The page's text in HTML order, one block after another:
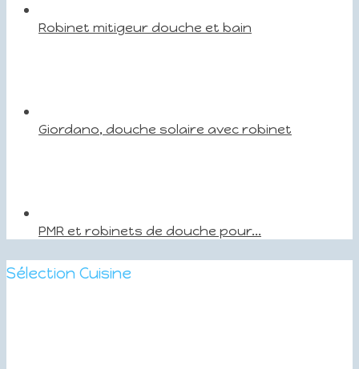
Robinet mitigeur douche et bain
Giordano, douche solaire avec robinet
PMR et robinets de douche pour...
Sélection Cuisine